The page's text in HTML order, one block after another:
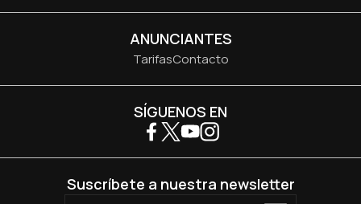
ANUNCIANTES
TarifasContacto
SÍGUENOS EN
Suscríbete a nuestra newsletter